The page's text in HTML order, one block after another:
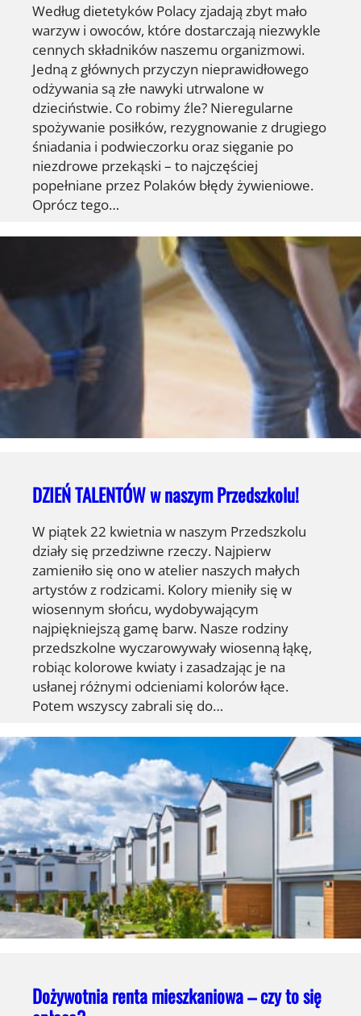
Według dietetyków Polacy zjadają zbyt mało
warzyw i owoców, które dostarczają niezwykle
cennych składników naszemu organizmowi.
Jedną z głównych przyczyn nieprawidłowego
odżywania są złe nawyki utrwalone w
dzieciństwie. Co robimy źle? Nieregularne
spożywanie posiłków, rezygnowanie z drugiego
śniadania i podwieczorku oraz sięganie po
niezdrowe przekąski – to najczęściej
popełniane przez Polaków błędy żywieniowe.
Oprócz tego…
DZIEŃ TALENTÓW w naszym Przedszkolu!
W piątek 22 kwietnia w naszym Przedszkolu
działy się przedziwne rzeczy. Najpierw
zamieniło się ono w atelier naszych małych
artystów z rodzicami. Kolory mieniły się w
wiosennym słońcu, wydobywającym
najpiękniejszą gamę barw. Nasze rodziny
przedszkolne wyczarowywały wiosenną łąkę,
robiąc kolorowe kwiaty i zasadzając je na
usłanej różnymi odcieniami kolorów łące.
Potem wszyscy zabrali się do…
Dożywotnia renta mieszkaniowa – czy to się